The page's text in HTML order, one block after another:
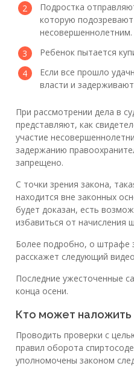
Подростка
которую
несовершеннолетним.
Ребенок пытается
Если все прошло
власти и
При рассмотрении дела в
представляют, как
участие
задержанию
запрещено.
С точки зрения закона,
находится вне законных
будет доказан, есть
избавиться от начисления
Более подробно, о штрафе
расскажет следующий
Последние ужесточенные
конца осени.
Кто может
Проводить проверки с
правил оборота
уполномочены законом